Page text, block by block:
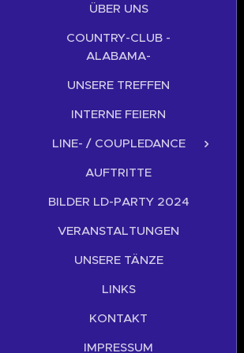
ÜBER UNS
COUNTRY-CLUB -
ALABAMA-
UNSERE TREFFEN
INTERNE FEIERN
LINE- / COUPLEDANCE
AUFTRITTE
BILDER LD-PARTY 2024
VERANSTALTUNGEN
UNSERE TÄNZE
LINKS
KONTAKT
IMPRESSUM